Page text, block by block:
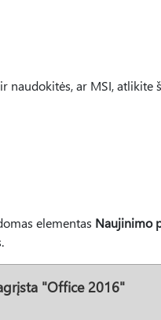
naudokitės, ar MSI, atlikite
elementas Naujinimo
"Office 2016"